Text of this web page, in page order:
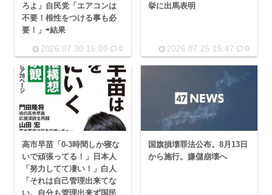
ろよ」自民党「エアコンは
不要！根性をつける事も必
要！」⇨結果
2026.07.30 16:00 0
挙に出馬表明
2026.07.25 15:47 0
高市早苗「0-3時間しか寝な
いで頑張ってる！」日本人
「努力してて凄い！」白人
「それは自己管理出来てな
い。自分も管理出来ず国民
国旗損壊罪法公布。8月13日
から施行。嫌儲崩壊へ